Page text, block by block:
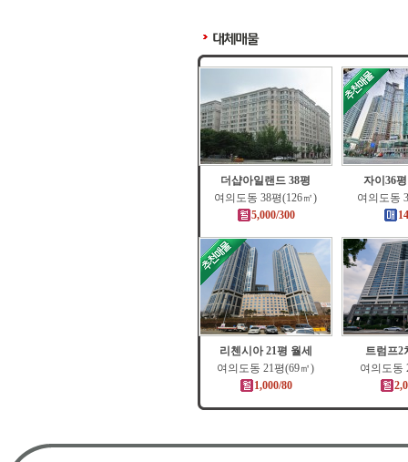
더샵아일랜드 38평
여의도동 38평(126㎡)
5,000/300
자이36
여의도동
리첸시아 21평 월세
여의도동 21평(69㎡)
1,000/80
트럼프2
여의도동